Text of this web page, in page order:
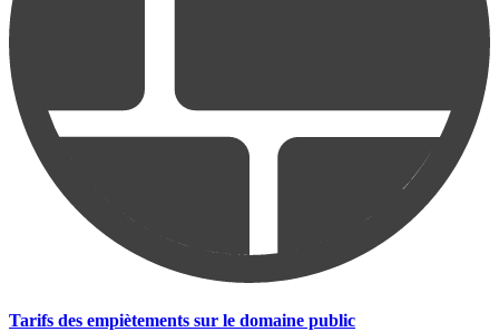
Tarifs des empiètements sur le domaine public